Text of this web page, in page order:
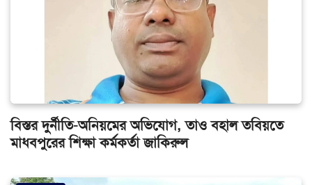
বিস্তর দুর্নীতি-অনিয়মের অভিযোগ, তাও বহাল তবিয়তে
মাধবপুরের শিক্ষা কর্মকর্তা জাকিরুল